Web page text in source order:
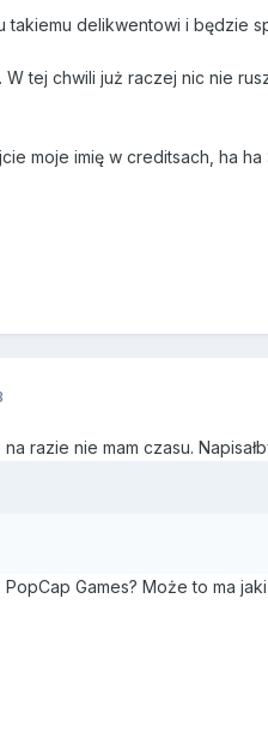
takiemu delikwentowi i będzie
tej chwili już raczej nic nie
moje imię w creditsach, ha ha
razie nie mam czasu.
PopCap Games? Może to ma